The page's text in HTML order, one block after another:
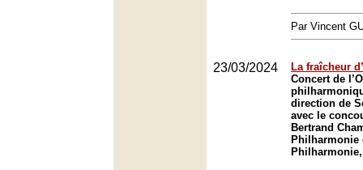
Par Vincent
23/03/2024
La fraîcheur
Concert de
direction de
avec le
Bertrand
Philharmonie